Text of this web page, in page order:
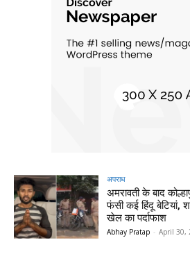
अपराध
अमरावती के बाद
फंसी कई हिंदू बेटियां,
खेल का पर्दाफाश
Abhay Pratap - April 30,